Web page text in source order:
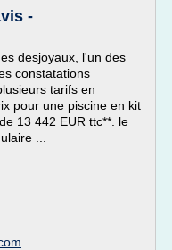
-
desjoyaux, l'un des
constatations
tarifs en
pour une piscine en kit
13 442 EUR ttc**. le
...